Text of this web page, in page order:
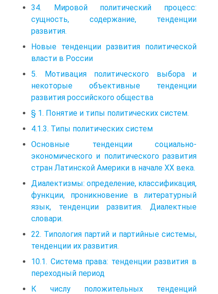
34. Мировой политический процесс:
сущность, содержание, тенденции
развития.
Новые тенденции развития политической
власти в России
5. Мотивация политического выбора и
некоторые объективные тенденции
развития российского общества
§ 1. Понятие и типы политических систем.
4.1.3. Типы политических систем
Основные тенденции социально-
экономического и политического развития
стран Латинской Америки в начале XX века.
Диалектизмы: определение, классификация,
функции, проникновение в литературный
язык, тенденции развития. Диалектные
словари.
22. Типология партий и партийные системы,
тенденции их развития.
10.1. Система права: тенденции развития в
переходный период
К числу положительных тенденций